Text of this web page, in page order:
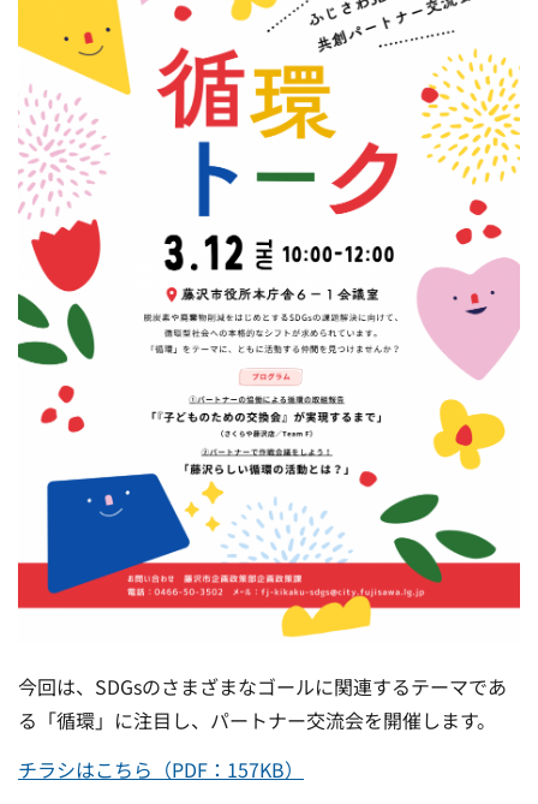
今回は、SDGsのさまざまなゴールに関連するテーマであ
る「循環」に注目し、パートナー交流会を開催します。
チラシはこちら（PDF：157KB）